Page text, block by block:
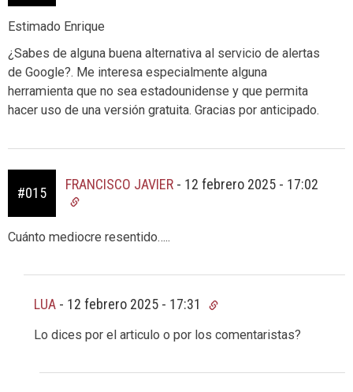
Estimado Enrique
¿Sabes de alguna buena alternativa al servicio de alertas
de Google?. Me interesa especialmente alguna
herramienta que no sea estadounidense y que permita
hacer uso de una versión gratuita. Gracias por anticipado.
#015
FRANCISCO JAVIER - 12 febrero 2025 - 17:02
Cuánto mediocre resentido…..
LUA - 12 febrero 2025 - 17:31
Lo dices por el articulo o por los comentaristas?